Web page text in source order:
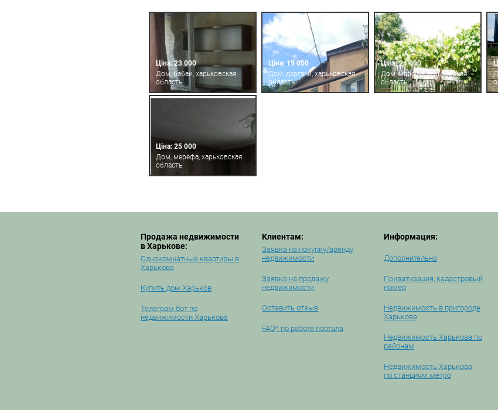
Ціна: 23 000
Дом, бабаи, харьковская
область
Ціна: 19 000
Дом, дергачи, харьковская
область
Ціна: 24 000
Дом, мерефа, харьковская
область
Ціна: 25 000
Дом, мерефа, харьковская
область
Продажа недвижимости
в Харькове:
Однокомнатные квартиры в
Харькове
Купить дом Харьков
Телеграм бот по
недвижимости Харькова
Клиентам:
Заявка на покупку/аренду
недвижимости
Заявка на продажу
недвижимости
Оставить отзыв
FAQ* по работе портала
Информация:
Дополнительно
Приватизация, кадастровый
номер
Недвижимость в пригороде
Харькова
Недвижимость Харькова по
районам
Недвижимость Харькова
по станциям метро